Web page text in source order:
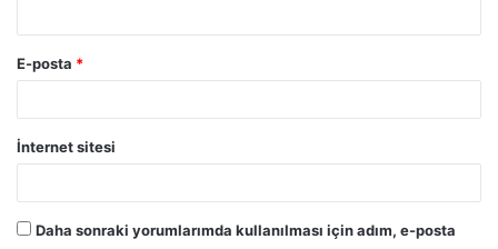
E-posta *
İnternet sitesi
Daha sonraki yorumlarımda kullanılması için adım, e-posta